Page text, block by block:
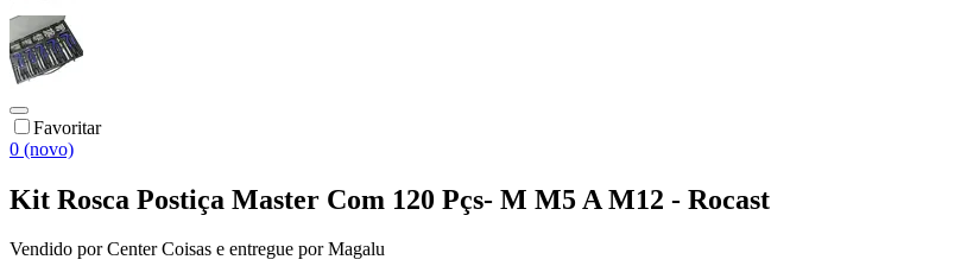
Favoritar
0 (novo)
Kit Rosca Postiça Master Com 120 Pçs- M M5 A M12 - Rocast
Vendido porCenter Coisas e entregue por Magalu